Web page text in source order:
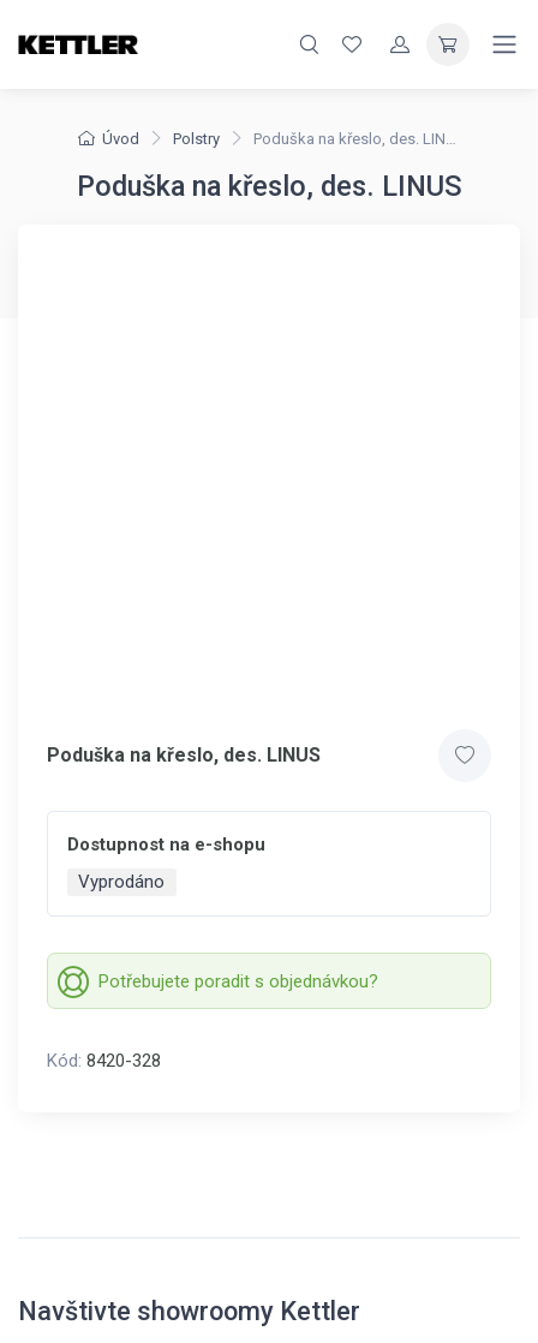
Úvod Polstry Poduška na křeslo, des. LINUS
Poduška na křeslo, des. LINUS
Poduška na křeslo, des. LINUS
Dostupnost na e-shopu
Vyprodáno
Potřebujete poradit s objednávkou?
Kód: 8420-328
Navštivte showroomy Kettler